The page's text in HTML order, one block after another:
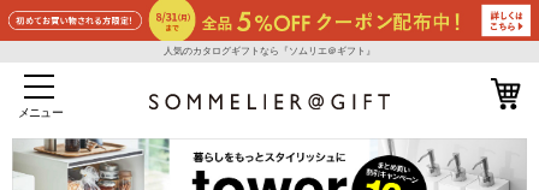
人気のカタログギフトなら『ソムリエ＠ギフト』
メニュー